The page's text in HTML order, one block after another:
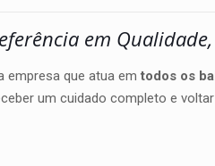
em
empresa que atua emtodos os
um cuidado completo e voltar